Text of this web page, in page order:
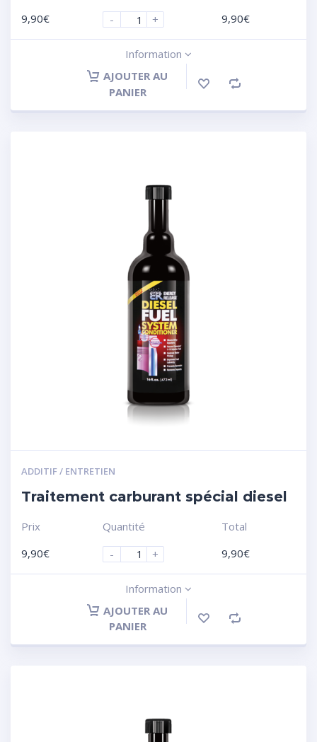
9,90€ - + 9,90€
Information
AJOUTER AU
PANIER
ADDITIF / ENTRETIEN
Traitement carburant spécial diesel
Prix
9,90€
Quantité
-
+
Total
9,90€
Information
AJOUTER AU
PANIER